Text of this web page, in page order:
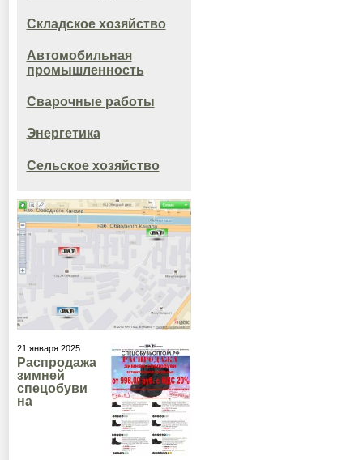
Складское хозяйство
Автомобильная
промышленность
Сварочные работы
Энергетика
Сельское хозяйство
21 января 2025
Распродажа
зимней
спецобуви
на